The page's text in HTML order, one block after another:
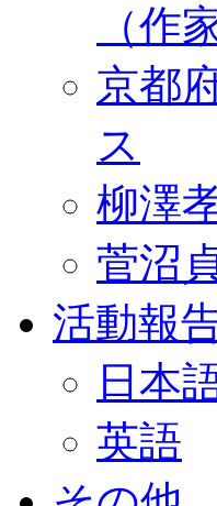
（作
京都
ス
柳澤
菅沼
活動報
日本
英語